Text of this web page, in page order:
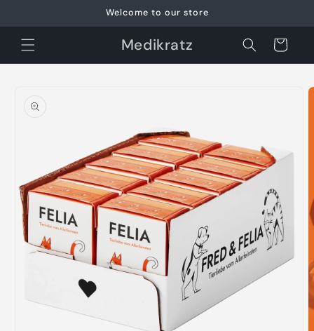
content
Welcome to our store
Medikratz Winkelwagen